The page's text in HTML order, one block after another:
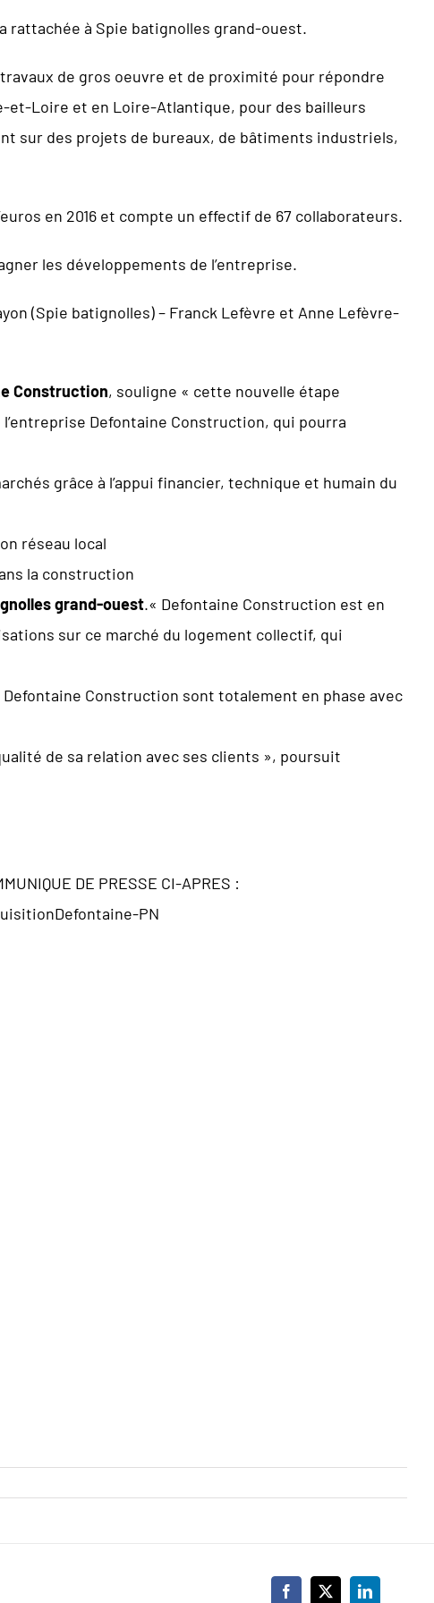
rattachée à Spie batignolles grand-ouest.
de gros oeuvre et de proximité pour répondre
Loire et en Loire-Atlantique, pour des bailleurs
sur des projets de bureaux, de bâtiments industriels,
en 2016 et compte un effectif de 67 collaborateurs.
les développements de l’entreprise.
(Spie batignolles) – Franck Lefèvre et Anne Lefèvre-
Construction, souligne « cette nouvelle étape
Defontaine Construction, qui pourra
grâce à l’appui financier, technique et humain du
réseau local
la construction
grand-ouest.« Defontaine Construction est en
sur ce marché du logement collectif, qui
Construction sont totalement en phase avec
de sa relation avec ses clients », poursuit
DE PRESSE CI-APRES :
PN
Facebook
X LinkedIn